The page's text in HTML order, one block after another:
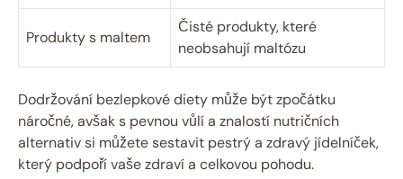
Produkty s maltem
Čisté produkty, které
neobsahují maltózu
Dodržování bezlepkové diety může být zpočátku
náročné, avšak s pevnou vůlí a znalostí nutričních
alternativ si můžete sestavit pestrý a zdravý jídelníček,
který podpoří vaše zdraví a celkovou pohodu.